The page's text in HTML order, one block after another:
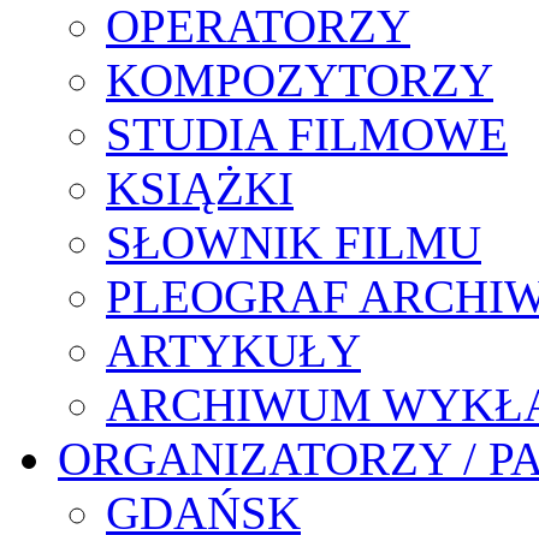
OPERATORZY
KOMPOZYTORZY
STUDIA FILMOWE
KSIĄŻKI
SŁOWNIK FILMU
PLEOGRAF
ARTYKUŁY
ARCHIWUM
ORGANIZATORZY /
GDAŃSK